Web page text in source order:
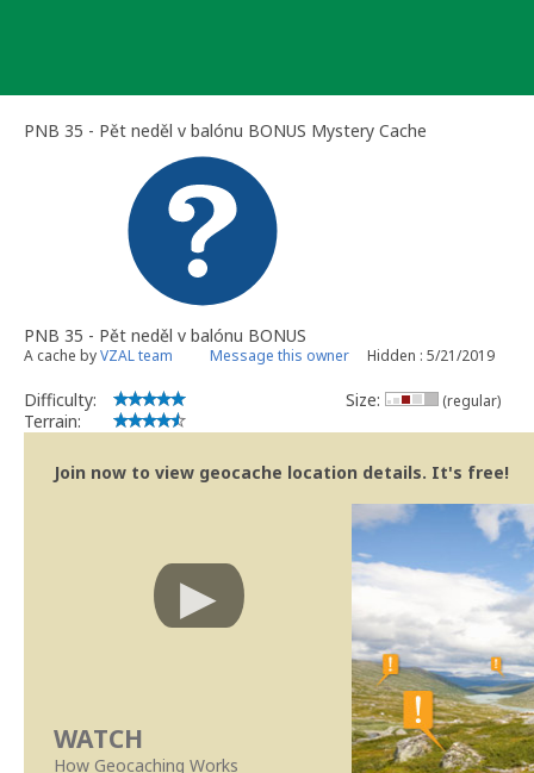
PNB 35 - Pět neděl v balónu BONUS Mystery Cache
PNB 35 - Pět neděl v balónu BONUS
A cache byVZAL team Message this owner Hidden : 5/21/2019
Difficulty:
Terrain:
Size: (regular)
Join now to view geocache location details. It's free!
WATCH
How Geocaching Works